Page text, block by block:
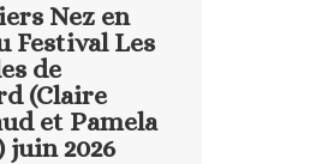
Nez en
Festival Les
de
(Claire
et Pamela
juin 2026